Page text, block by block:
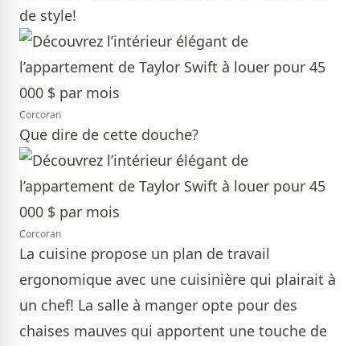
de style!
Corcoran
Que dire de cette douche?
Corcoran
La cuisine propose un plan de travail
ergonomique avec une cuisinière qui plairait à
un chef! La salle à manger opte pour des
chaises mauves qui apportent une touche de